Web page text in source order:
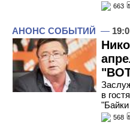
663
АНОНС СОБЫТИЙ —
в
568